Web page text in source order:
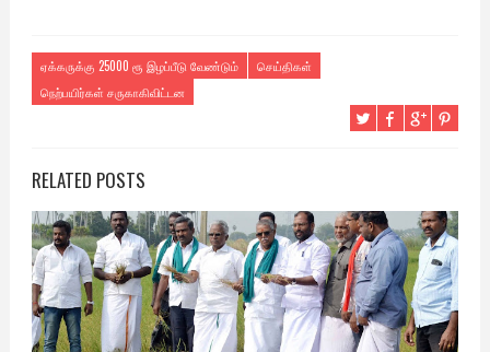
ஏக்கருக்கு 25000 ரூ இழப்பீடு வேண்டும்
செய்திகள்
நெற்பயிர்கள் சருகாகிவிட்டன
RELATED POSTS